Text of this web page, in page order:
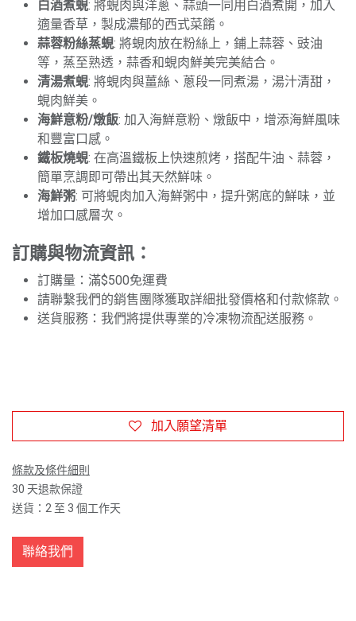
白酒煮蜆: 將蜆肉與洋蔥、蒜頭一同用白酒煮開，加入
適量香草，製成濃郁的西式菜餚。
蒜蓉粉絲蒸蜆: 將蜆肉放在粉絲上，鋪上蒜蓉、豉油
等，蒸至熟透，蒜香和蜆肉鮮美完美結合。
清湯煮蜆: 將蜆肉與薑絲、蔥段一同煮湯，湯汁清甜，
蜆肉鮮美。
海鮮意粉/燉飯: 加入海鮮意粉、燉飯中，增添海鮮風味
和豐富口感。
鐵板燒蜆: 在高溫鐵板上快速煎烤，搭配牛油、蒜蓉，
簡單烹調即可帶出其天然鮮味。
海鮮粥: 可將蜆肉加入海鮮粥中，提升粥底的鮮味，並
增加口感層次。
訂購與物流資訊：
訂購量：滿$500免運費
請聯繫我們的銷售團隊獲取詳細批發價格和付款條款。
送貨服務：我們將提供專業的冷凍物流配送服務。
加入願望清單
條款及條件細則
30 天退款保證
送貨：2 至 3 個工作天
聯絡我們